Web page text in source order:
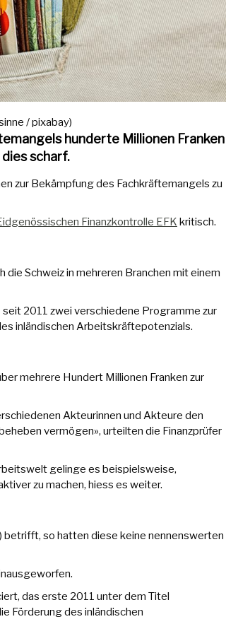
/ pixabay)
hunderte Millionen Franken
scharf.
zur Bekämpfung des Fachkräftemangels zu
Finanzkontrolle EFK kritisch.
die Schweiz in mehreren Branchen mit einem
2011 zwei verschiedene Programme zur
inländischen Arbeitskräftepotenzials.
mehrere Hundert Millionen Franken zur
Akteurinnen und Akteure den
vermögen», urteilten die Finanzprüfer
gelinge es beispielsweise,
zu machen, hiess es weiter.
betrifft, so hatten diese keine nennenswerten
das erste 2011 unter dem Titel
Förderung des inländischen